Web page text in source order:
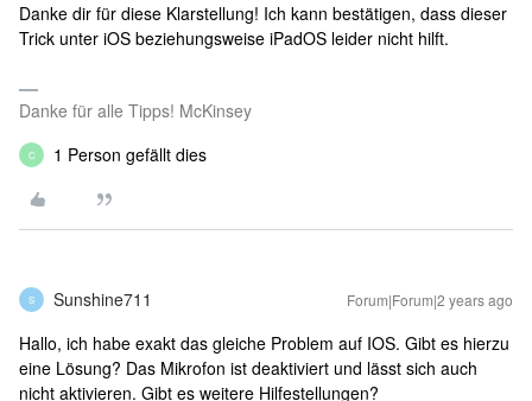
Danke dir für diese Klarstellung! Ich kann bestätigen, dass dieser
Trick unter iOS beziehungsweise iPadOS leider nicht hilft.
Danke für alle Tipps! McKinsey
C 1 Person gefällt dies
S Sunshine711 Forum|Forum|2 years ago
Hallo, ich habe exakt das gleiche Problem auf IOS. Gibt es hierzu
eine Lösung? Das Mikrofon ist deaktiviert und lässt sich auch
nicht aktivieren. Gibt es weitere Hilfestellungen?